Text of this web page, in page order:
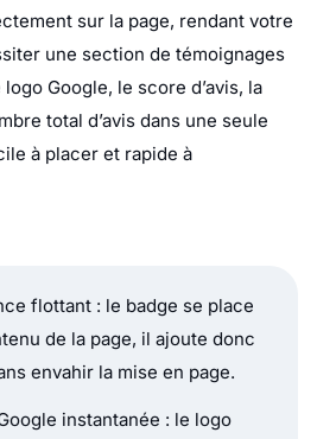
sur la page, rendant votre
une section de témoignages
Google, le score d’avis, la
total d’avis dans une seule
à placer et rapide à
flottant : le badge se place
de la page, il ajoute donc
envahir la mise en page.
instantanée : le logo